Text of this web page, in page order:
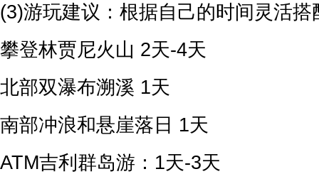
(3)游玩建议：根据自己的时间灵活搭
攀登林贾尼火山 2天-4天
北部双瀑布溯溪 1天
南部冲浪和悬崖落日 1天
ATM吉利群岛游：1天-3天